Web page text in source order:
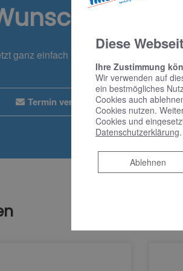
ganz einfach und bequem Online
Termin vereinbaren
Diese
Ihre Zustimmung
Wir verwenden auf
ein bestmögliches
Cookies auch
Cookies nutzen.
Cookies und
Datenschutzerklärung
Ablehnen
Ablehnen